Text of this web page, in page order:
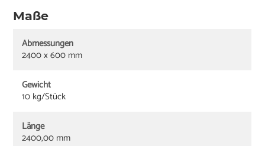
Maße
Abmessungen
2400 x 600 mm
Gewicht
10 kg/Stück
Länge
2400,00 mm